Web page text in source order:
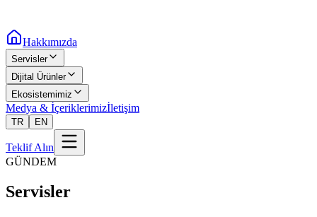
Hakkımızda
Servisler
Dijital Ürünler
Ekosistemimiz
Medya & İçeriklerimizİletişim
TR EN
Teklif Alın
GÜNDEM
Servisler